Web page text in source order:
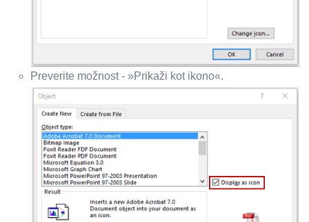
Preverite možnost - »Prikaži kot ikono«.